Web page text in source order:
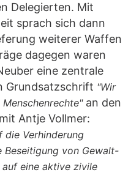
Delegierten. Mit
sprach sich dann
weiterer Waffen
dagegen waren
eine zentrale
Grundsatzschrift "Wir
an den
Antje Vollmer:
die Verhinderung
Beseitigung von Gewalt-
eine aktive zivile